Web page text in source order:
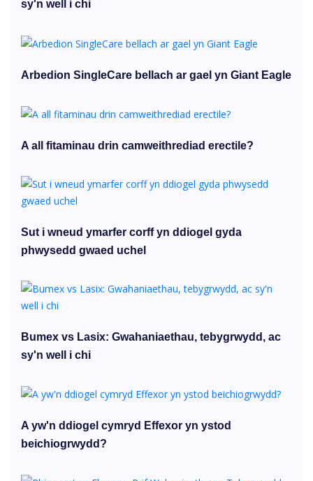
sy'n well i chi
Arbedion SingleCare bellach ar gael yn Giant Eagle
A all fitaminau drin camweithrediad erectile?
Sut i wneud ymarfer corff yn ddiogel gyda
phwysedd gwaed uchel
Bumex vs Lasix: Gwahaniaethau, tebygrwydd, ac
sy'n well i chi
A yw'n ddiogel cymryd Effexor yn ystod
beichiogrwydd?